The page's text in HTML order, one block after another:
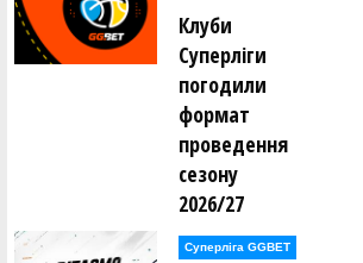
Василь Федоряк (ФРАНКІВСЬК-ІФНМУ
Франківськ))
Дмитро Флашнер (МАРІУПОЛЬ
Олександр Фоменко (ІНВАСПОРТ
Клуби
Суперліги
погодили
формат
проведення
сезону
2026/27
Суперліга GGBET